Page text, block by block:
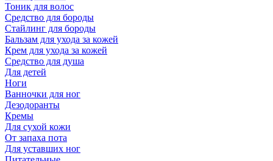
Тоник для волос
Средство для бороды
Стайлинг для бороды
Бальзам для ухода за кожей
Крем для ухода за кожей
Средство для душа
Для детей
Ноги
Ванночки для ног
Дезодоранты
Кремы
Для сухой кожи
От запаха пота
Для уставших ног